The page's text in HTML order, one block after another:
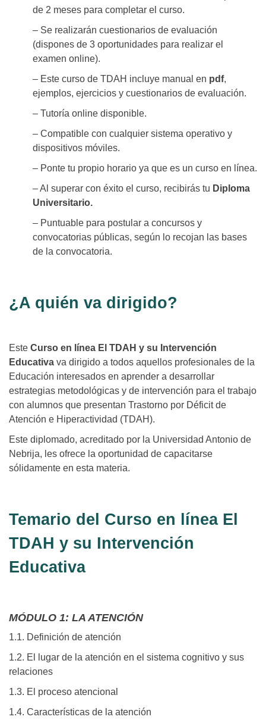
de 2 meses para completar el curso.
– Se realizarán cuestionarios de evaluación
(dispones de 3 oportunidades para realizar el
examen online).
– Este curso de TDAH incluye manual en pdf,
ejemplos, ejercicios y cuestionarios de evaluación.
– Tutoría online disponible.
– Compatible con cualquier sistema operativo y
dispositivos móviles.
– Ponte tu propio horario ya que es un curso en línea.
– Al superar con éxito el curso, recibirás tu Diploma
Universitario.
– Puntuable para postular a concursos y
convocatorias públicas, según lo recojan las bases
de la convocatoria.
¿A quién va dirigido?
Este Curso en línea El TDAH y su Intervención
Educativa va dirigido a todos aquellos profesionales de la
Educación interesados en aprender a desarrollar
estrategias metodológicas y de intervención para el trabajo
con alumnos que presentan Trastorno por Déficit de
Atención e Hiperactividad (TDAH).
Este diplomado, acreditado por la Universidad Antonio de
Nebrija, les ofrece la oportunidad de capacitarse
sólidamente en esta materia.
Temario del Curso en línea El
TDAH y su Intervención
Educativa
MÓDULO 1: LA ATENCIÓN
1.1. Definición de atención
1.2. El lugar de la atención en el sistema cognitivo y sus
relaciones
1.3. El proceso atencional
1.4. Características de la atención